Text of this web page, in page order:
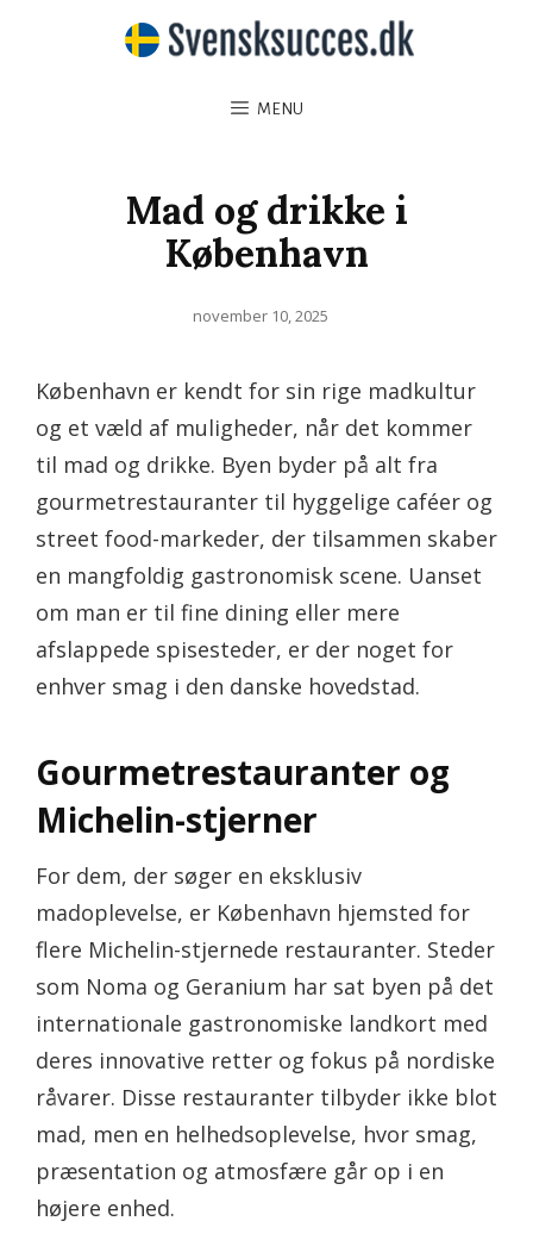
MENU
Mad og drikke i
København
Posted
november 10, 2025
København er kendt for sin rige madkultur
og et væld af muligheder, når det kommer
til mad og drikke. Byen byder på alt fra
gourmetrestauranter til hyggelige caféer og
street food-markeder, der tilsammen skaber
en mangfoldig gastronomisk scene. Uanset
om man er til fine dining eller mere
afslappede spisesteder, er der noget for
enhver smag i den danske hovedstad.
Gourmetrestauranter og
Michelin-stjerner
For dem, der søger en eksklusiv
madoplevelse, er København hjemsted for
flere Michelin-stjernede restauranter. Steder
som Noma og Geranium har sat byen på det
internationale gastronomiske landkort med
deres innovative retter og fokus på nordiske
råvarer. Disse restauranter tilbyder ikke blot
mad, men en helhedsoplevelse, hvor smag,
præsentation og atmosfære går op i en
højere enhed.